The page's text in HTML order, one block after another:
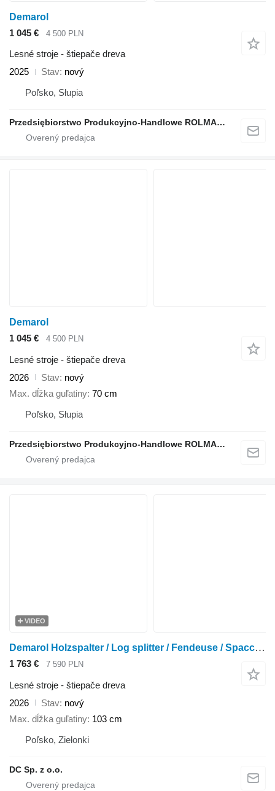
Demarol
1 045 €
4 500 PLN
Lesné stroje - štiepače dreva
2025
Stav nový
Poľsko, Słupia
Przedsiębiorstwo Produkcyjno-Handlowe ROLMAPOL Marcin Dziekan
Demarol
1 045 €
4 500 PLN
Lesné stroje - štiepače dreva
2026
Stav nový
Max. dĺžka guľatiny 70 cm
Poľsko, Słupia
Przedsiębiorstwo Produkcyjno-Handlowe ROLMAPOL Marcin Dziekan
VIDEO
Demarol Holzspalter / Log splitter / Fendeuse / Spaccalegna
1 763 € 7 590 PLN
Lesné stroje - štiepače dreva
2026
Stav nový
Max. dĺžka guľatiny 103 cm
Poľsko, Zielonki
DC Sp. z o.o.